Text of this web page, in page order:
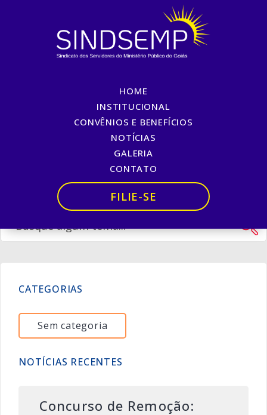
HOME
INSTITUCIONAL
CONVÊNIOS E BENEFÍCIOS
NOTÍCIAS
GALERIA
CONTATO
FILIE-SE
FELIZ DIA DOS PAIS
FELIZ DIA DOS PAIS
CATEGORIAS
Sem categoria
NOTÍCIAS RECENTES
Concurso de Remoção: